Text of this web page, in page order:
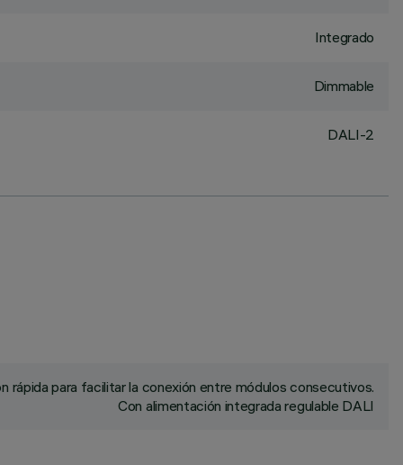
Integrado
Dimmable
DALI-2
rápida para facilitar la conexión entre módulos consecutivos.
Con alimentación integrada regulable DALI